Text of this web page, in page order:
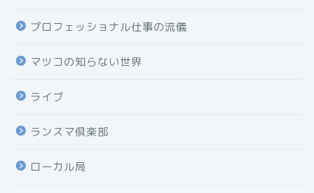
プロフェッショナル仕事の流儀
マツコの知らない世界
ライブ
ランスマ倶楽部
ローカル局